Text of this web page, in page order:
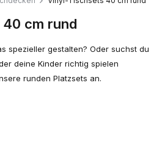
cm rund
spezieller gestalten? Oder suchst du
deine Kinder richtig spielen
runden Platzsets an.